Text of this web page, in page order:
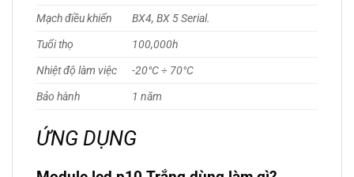
Mạch điều khiển BX4, BX 5 Serial.
Tuổi thọ 100,000h
Nhiệt độ làm việc -20°C ÷ 70°C
Bảo hành 1 năm
ỨNG DỤNG